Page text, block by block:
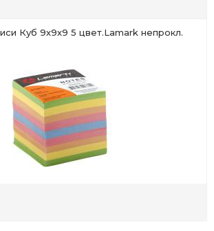
Куб 9х9х9 5 цвет.Lamark непрокл.